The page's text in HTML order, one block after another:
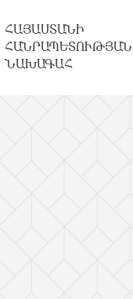
ՀԱՅԱՍՏԱՆԻ
ՀԱՆՐԱՊԵՏՈՒԹՅԱՆ
ՆԱԽԱԳԱՀ